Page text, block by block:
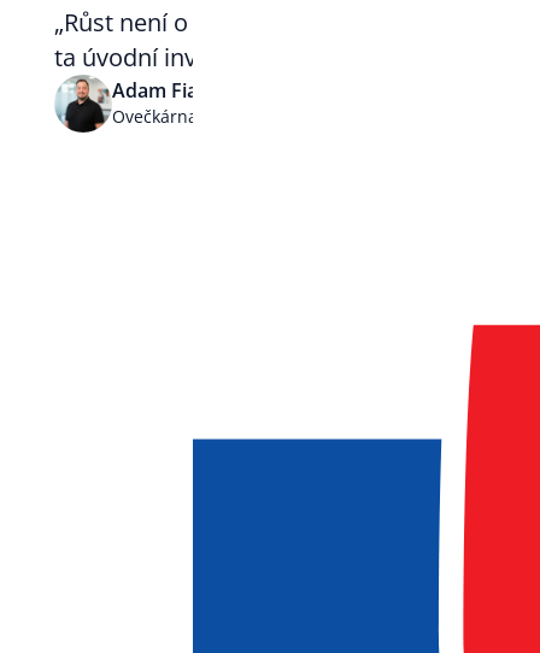
„Růst není o tom dostat objednávku do
ta úvodní investice byly docela směšné
Adam Fiala, COO
Ovečkárna
Spojte se s